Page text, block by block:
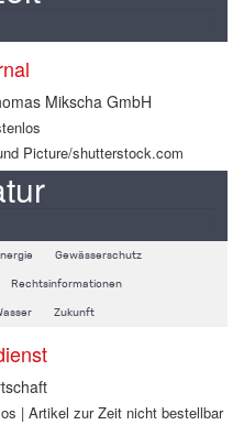
Mikscha GmbH
Picture/shutterstock.com
Gewässerschutz
Rechtsinformationen
Zukunft
| Artikel zur Zeit nicht bestellbar